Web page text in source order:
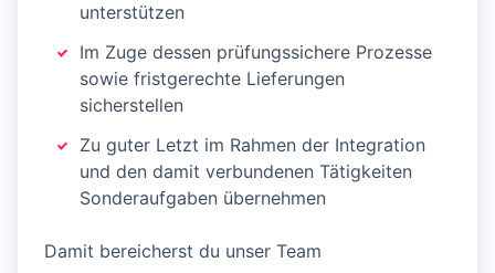
unterstützen
Im Zuge dessen prüfungssichere Prozesse
sowie fristgerechte Lieferungen
sicherstellen
Zu guter Letzt im Rahmen der Integration
und den damit verbundenen Tätigkeiten
Sonderaufgaben übernehmen
Damit bereicherst du unser Team